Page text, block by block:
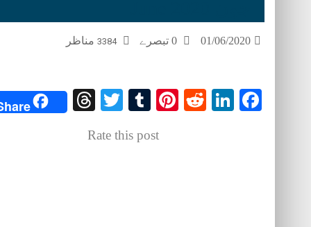
01/06/2020
3384 مناظر
Facebook
LinkedIn
Reddit
Pinterest
Tumblr
Twitter
Threads
Rate this post